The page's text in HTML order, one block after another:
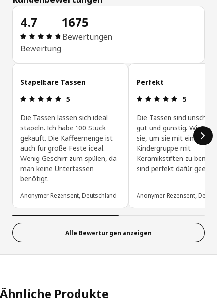
4.7
Produktbewertung: 4.7 von 5 Sterne Alle
Bewertung
1675
Bewertungen
Kundenbewertungen überspringen
Stapelbare Tassen
Produktbewertung: 5 von 5 Sterne
5
Die Tassen lassen sich ideal
stapeln. Ich habe 100 Stück
gekauft. Die Kaffeemenge ist
auch für große Feste ideal.
Wenig Geschirr zum spülen, da
man keine Untertassen
benötigt.
Anonymer Rezensent, Deutschland
Perfekt
5
Die Tassen sind
gut und günstig. Wir
sie, um sie mit einer
Kindergruppe mit
Keramikstiften zu
sind perfekt dafür
Anonymer Rezensent,
Alle Bewertungen anzeigen
Ähnliche Produkte